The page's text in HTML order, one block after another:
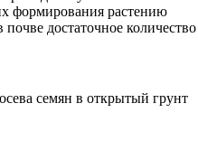
формирования растению
достаточное количество
семян в открытый грунт